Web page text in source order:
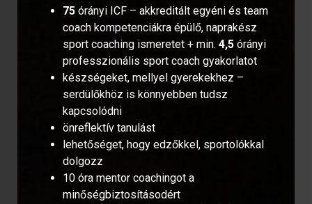
75 órányi ICF – akkreditált egyéni és team
coach kompetenciákra épülő, naprakész
sport coaching ismeretet + min. 4,5 órányi
professzionális sport coach gyakorlatot
készségeket, mellyel gyerekekhez –
serdülőkhöz is könnyebben tudsz
kapcsolódni
önreflektív tanulást
lehetőséget, hogy edzőkkel, sportolókkal
dolgozz
10 óra mentor coachingot a
minőségbiztosításodért